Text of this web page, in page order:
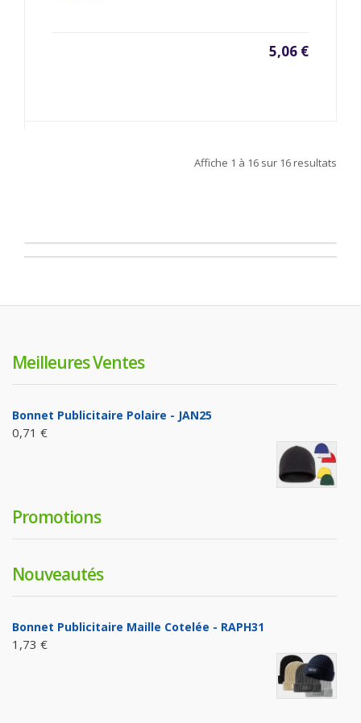
5,06 €
Affiche 1 à 16 sur 16 resultats
Meilleures Ventes
Bonnet Publicitaire Polaire - JAN25
0,71 €
Promotions
Nouveautés
Bonnet Publicitaire Maille Cotelée - RAPH31
1,73 €